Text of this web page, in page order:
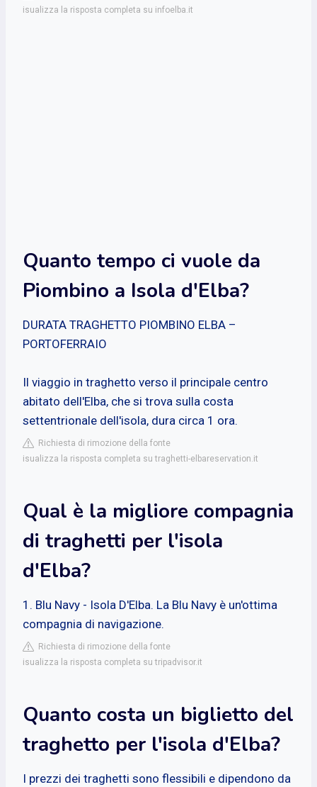
isualizza la risposta completa su infoelba.it
Quanto tempo ci vuole da
Piombino a Isola d'Elba?
DURATA TRAGHETTO PIOMBINO ELBA –
PORTOFERRAIO
Il viaggio in traghetto verso il principale centro
abitato dell'Elba, che si trova sulla costa
settentrionale dell'isola, dura circa 1 ora.
Richiesta di rimozione della fonte
isualizza la risposta completa su traghetti-elbareservation.it
Qual è la migliore compagnia
di traghetti per l'isola
d'Elba?
1. Blu Navy - Isola D'Elba. La Blu Navy è un'ottima
compagnia di navigazione.
Richiesta di rimozione della fonte
isualizza la risposta completa su tripadvisor.it
Quanto costa un biglietto del
traghetto per l'isola d'Elba?
I prezzi dei traghetti sono flessibili e dipendono da